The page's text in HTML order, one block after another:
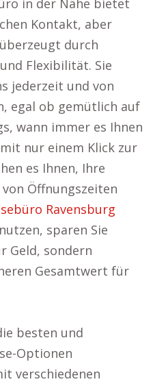
in der Nähe bietet
Kontakt, aber
durch
Flexibilität. Sie
jederzeit und von
egal ob gemütlich auf
wann immer es Ihnen
nur einem Klick zur
es Ihnen, Ihre
Öffnungszeiten
Ravensburg
sparen Sie
Geld, sondern
Gesamtwert für
besten und
Optionen
verschiedenen